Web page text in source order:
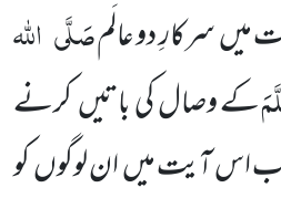
میں سرکارِ دو عالَمصَلَّی اللہ
کے وصال کی باتیں کرنے
اب اس آیت میں ان لوگوں کو